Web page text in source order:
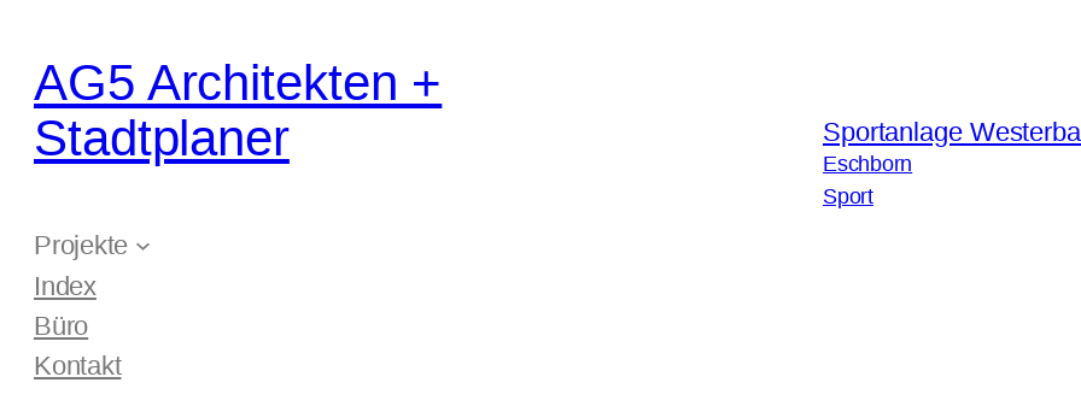
Inhalt
springen
AG5 Architekten +
Stadtplaner
Projekte
Index
Büro
Kontakt
Sportanlage
Eschborn
Sport